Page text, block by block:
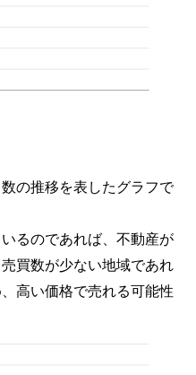
の推移を表したグラフで
るのであれば、不動産が
買数が少ない地域であれ
高い価格で売れる可能性